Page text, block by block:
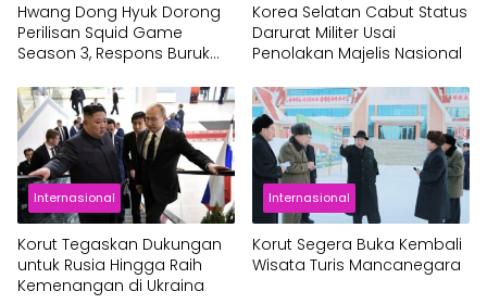
Hwang Dong Hyuk Dorong
Perilisan Squid Game
Season 3, Respons Buruk
Korea Selatan Cabut Status
Darurat Militer Usai
Penolakan Majelis Nasional
Internasional
Korut Tegaskan Dukungan
untuk Rusia Hingga Raih
Kemenangan di Ukraina
Internasional
Korut Segera Buka Kembali
Wisata Turis Mancanegara